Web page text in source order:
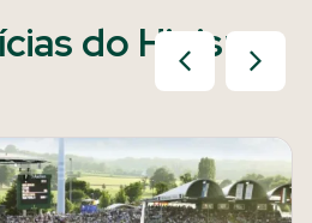
do Hipismo